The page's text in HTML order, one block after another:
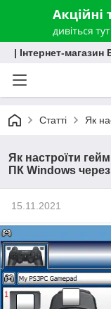
| Інтернет-магазин
Статті Як
Як настроїти
ПК Windows
15.11.2021